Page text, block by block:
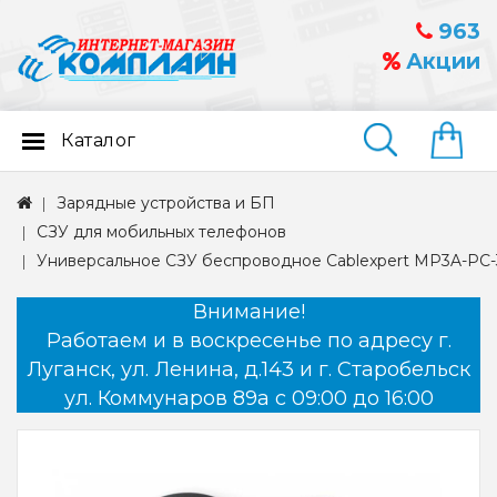
963
Акции
Найти
Каталог
Зарядные устройства и БП
СЗУ для мобильных телефонов
Универсальное СЗУ беспроводное Cablexpert MP3A-PC-
Внимание!
Работаем и в воскресенье по адресу г.
Луганск, ул. Ленина, д.143 и г. Старобельск
ул. Коммунаров 89а с 09:00 до 16:00